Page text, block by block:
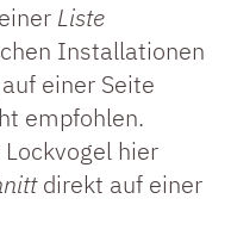
Liste
Installationen
einer Seite
empfohlen.
hier
direkt auf einer